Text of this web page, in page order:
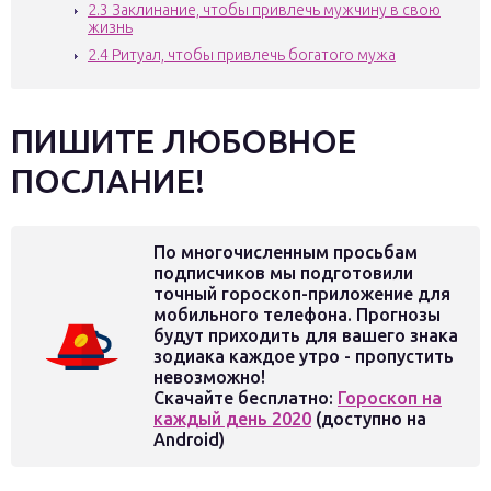
2.3 Заклинание, чтобы привлечь мужчину в свою
жизнь
2.4 Ритуал, чтобы привлечь богатого мужа
ПИШИТЕ ЛЮБОВНОЕ
ПОСЛАНИЕ!
По многочисленным просьбам
подписчиков мы подготовили
точный гороскоп-приложение для
мобильного телефона. Прогнозы
будут приходить для вашего знака
зодиака каждое утро - пропустить
невозможно!
Скачайте бесплатно: Гороскоп на
каждый день 2020 (доступно на
Android)